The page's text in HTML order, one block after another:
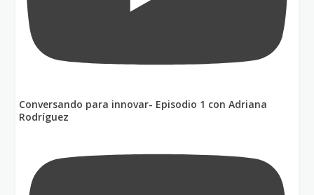
Conversando para innovar- Episodio 1 con Adriana
Rodríguez